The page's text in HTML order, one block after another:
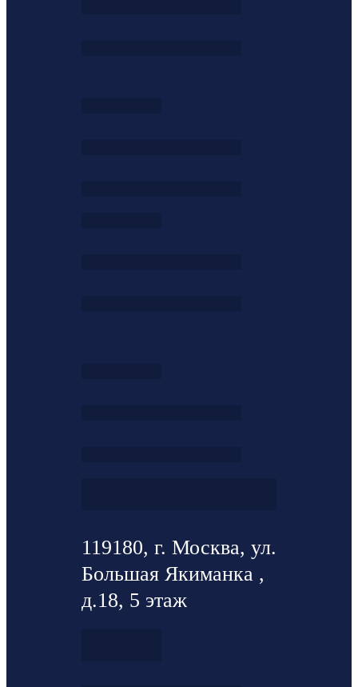
119180, г. Москва, ул.
Большая Якиманка ,
д.18, 5 этаж